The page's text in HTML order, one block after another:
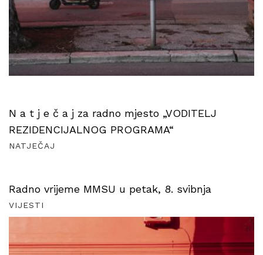
N a t j e č a j za radno mjesto „VODITELJ
REZIDENCIJALNOG PROGRAMA“
NATJEČAJ
Radno vrijeme MMSU u petak, 8. svibnja
VIJESTI